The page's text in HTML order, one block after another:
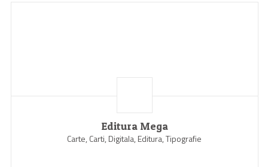
Editura Mega
Carte, Carti, Digitala, Editura, Tipografie